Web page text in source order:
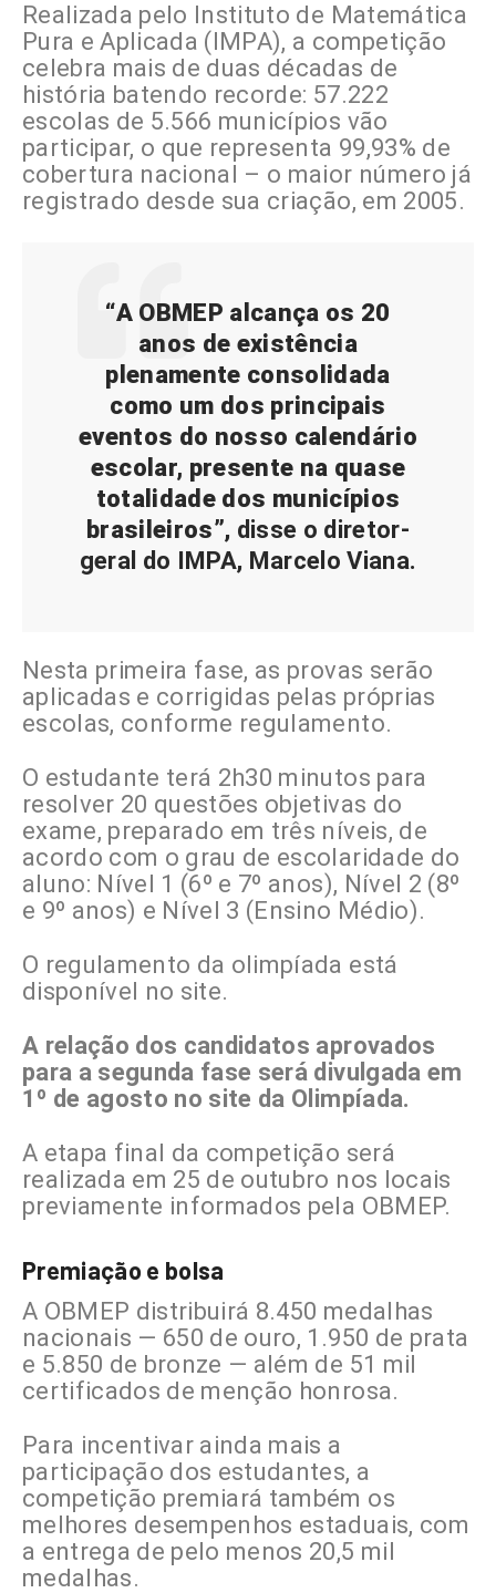
Realizada pelo Instituto de Matemática
Pura e Aplicada (IMPA), a competição
celebra mais de duas décadas de
história batendo recorde: 57.222
escolas de 5.566 municípios vão
participar, o que representa 99,93% de
cobertura nacional – o maior número já
registrado desde sua criação, em 2005.
“A OBMEP alcança os 20
anos de existência
plenamente consolidada
como um dos principais
eventos do nosso calendário
escolar, presente na quase
totalidade dos municípios
brasileiros”, disse o diretor-
geral do IMPA, Marcelo Viana.
Nesta primeira fase, as provas serão
aplicadas e corrigidas pelas próprias
escolas, conforme regulamento.
O estudante terá 2h30 minutos para
resolver 20 questões objetivas do
exame, preparado em três níveis, de
acordo com o grau de escolaridade do
aluno: Nível 1 (6º e 7º anos), Nível 2 (8º
e 9º anos) e Nível 3 (Ensino Médio).
O regulamento da olimpíada está
disponível no site.
A relação dos candidatos aprovados
para a segunda fase será divulgada em
1º de agosto no site da Olimpíada.
A etapa final da competição será
realizada em 25 de outubro nos locais
previamente informados pela OBMEP.
Premiação e bolsa
A OBMEP distribuirá 8.450 medalhas
nacionais — 650 de ouro, 1.950 de prata
e 5.850 de bronze — além de 51 mil
certificados de menção honrosa.
Para incentivar ainda mais a
participação dos estudantes, a
competição premiará também os
melhores desempenhos estaduais, com
a entrega de pelo menos 20,5 mil
medalhas.